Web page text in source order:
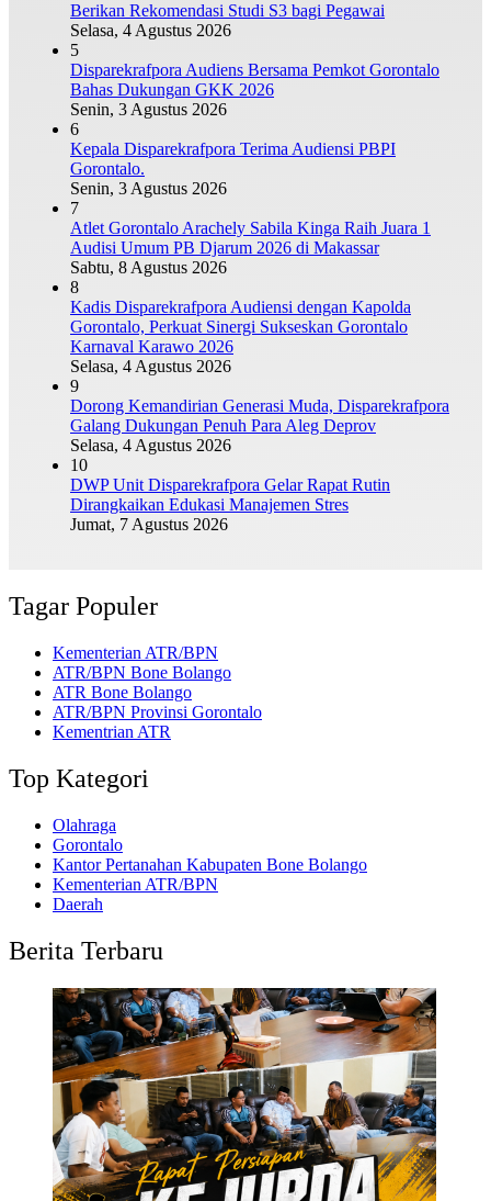
Berikan Rekomendasi Studi S3 bagi Pegawai
Selasa, 4 Agustus 2026
5
Disparekrafpora Audiens Bersama Pemkot Gorontalo
Bahas Dukungan GKK 2026
Senin, 3 Agustus 2026
6
Kepala Disparekrafpora Terima Audiensi PBPI
Gorontalo.
Senin, 3 Agustus 2026
7
Atlet Gorontalo Arachely Sabila Kinga Raih Juara 1
Audisi Umum PB Djarum 2026 di Makassar
Sabtu, 8 Agustus 2026
8
Kadis Disparekrafpora Audiensi dengan Kapolda
Gorontalo, Perkuat Sinergi Sukseskan Gorontalo
Karnaval Karawo 2026
Selasa, 4 Agustus 2026
9
Dorong Kemandirian Generasi Muda, Disparekrafpora
Galang Dukungan Penuh Para Aleg Deprov
Selasa, 4 Agustus 2026
10
DWP Unit Disparekrafpora Gelar Rapat Rutin
Dirangkaikan Edukasi Manajemen Stres
Jumat, 7 Agustus 2026
Tagar Populer
Kementerian ATR/BPN
ATR/BPN Bone Bolango
ATR Bone Bolango
ATR/BPN Provinsi Gorontalo
Kementrian ATR
Top Kategori
Olahraga
Gorontalo
Kantor Pertanahan Kabupaten Bone Bolango
Kementerian ATR/BPN
Daerah
Berita Terbaru